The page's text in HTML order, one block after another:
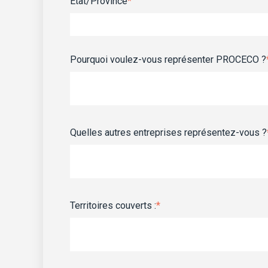
Pourquoi voulez-vous représenter PROCECO ?
Quelles autres entreprises représentez-vous ?
Territoires couverts :*